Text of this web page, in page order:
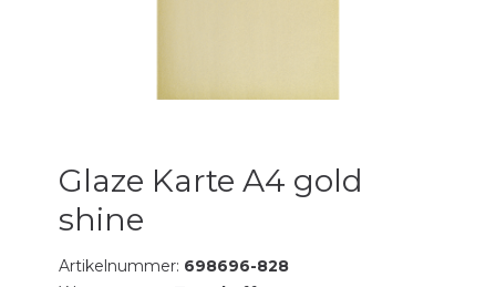
Glaze Karte A4 gold
shine
Artikelnummer: 698696-828